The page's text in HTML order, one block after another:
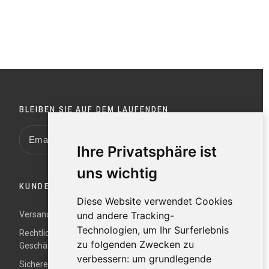
Ihre Privatsphäre ist
uns wichtig
Diese Website verwendet Cookies
und andere Tracking-
Technologien, um Ihr Surferlebnis
zu folgenden Zwecken zu
verbessern: um grundlegende
BLEIBEN SIE AUF DEM LAUFENDEN
KUNDENDIENST
Versand und Rücksendungen
Rechtliche Hinweise und Allgemeine
Geschäftsbedingungen
Sichere Zahlung